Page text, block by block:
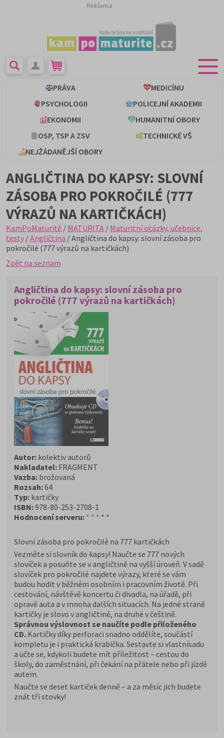
Reklama
PRÁVA
MEDICÍNU
PSYCHOLOGII
POLICEJNÍ AKADEMII
EKONOMII
HUMANITNÍ OBORY
OSP, TSP A ZSV
TECHNICKÉ VŠ
NEJŽÁDANĚJŠÍ OBORY
ANGLIČTINA DO KAPSY: SLOVNÍ
ZÁSOBA PRO POKROČILÉ (777
VÝRAZŮ NA KARTIČKÁCH)
KamPoMaturitě / MATURITA / Maturitní otázky, učebnice,
testy /Angličtina / Angličtina do kapsy: slovní zásoba pro
pokročilé (777 výrazů na kartičkách)
Zpět na seznam
Angličtina do kapsy: slovní zásoba pro
pokročilé (777 výrazů na kartičkách)
Autor: kolektiv autorů
Nakladatel: FRAGMENT
Vazba: brožovaná
Rozsah:64
Typ: kartičky
ISBN:978-80-253-2708-1
Hodnocení serveru: * * * * *
Slovní zásoba pro pokročilé na 777 kartičkách
Vezměte si slovník do kapsy! Naučte se 777 nových
slovíček a posuňte se v angličtině na vyšší úroveň. V sadě
slovíček pro pokročilé najdete výrazy, které se vám
budou hodit v běžném osobním i pracovním životě. Při
cestování, návštěvě koncertu či divadla, na úřadě, při
opravě auta a v mnoha dalších situacích. Na jedné straně
kartičky je slovo v angličtině, na druhé v češtině.
Správnou výslovnost se naučíte podle přiloženého
CD. Kartičky díky perforaci snadno oddělíte, součástí
kompletu je i praktická krabička. Sestavte si vlastnísadu
a učte se, kdykoli budete mít příležitost – cestou do
školy, do zaměstnání, při čekání na přátele nebo při jízdě
autem.
Naučte se deset kartiček denně – a za měsíc jich budete
znát tři stovky!